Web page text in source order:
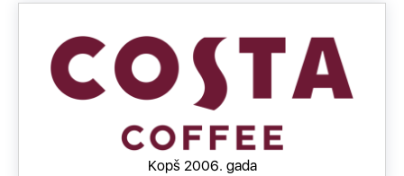
Kopš 2006. gada